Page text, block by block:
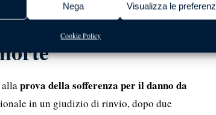
Nega Visualizza le
Cookie Policy
sulla prova
allaprova della sofferenza per il danno da
in un giudizio di rinvio, dopo due